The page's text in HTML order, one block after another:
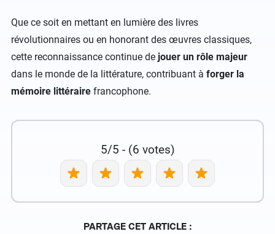
Que ce soit en mettant en lumière des livres
révolutionnaires ou en honorant des œuvres classiques,
cette reconnaissance continue de jouer un rôle majeur
dans le monde de la littérature, contribuant à forger la
mémoire littéraire francophone.
5/5 - (6 votes)
PARTAGE CET ARTICLE :